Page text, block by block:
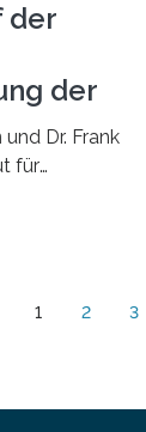
der
der
Dr. Frank
für
alte Hasen
1 2 3